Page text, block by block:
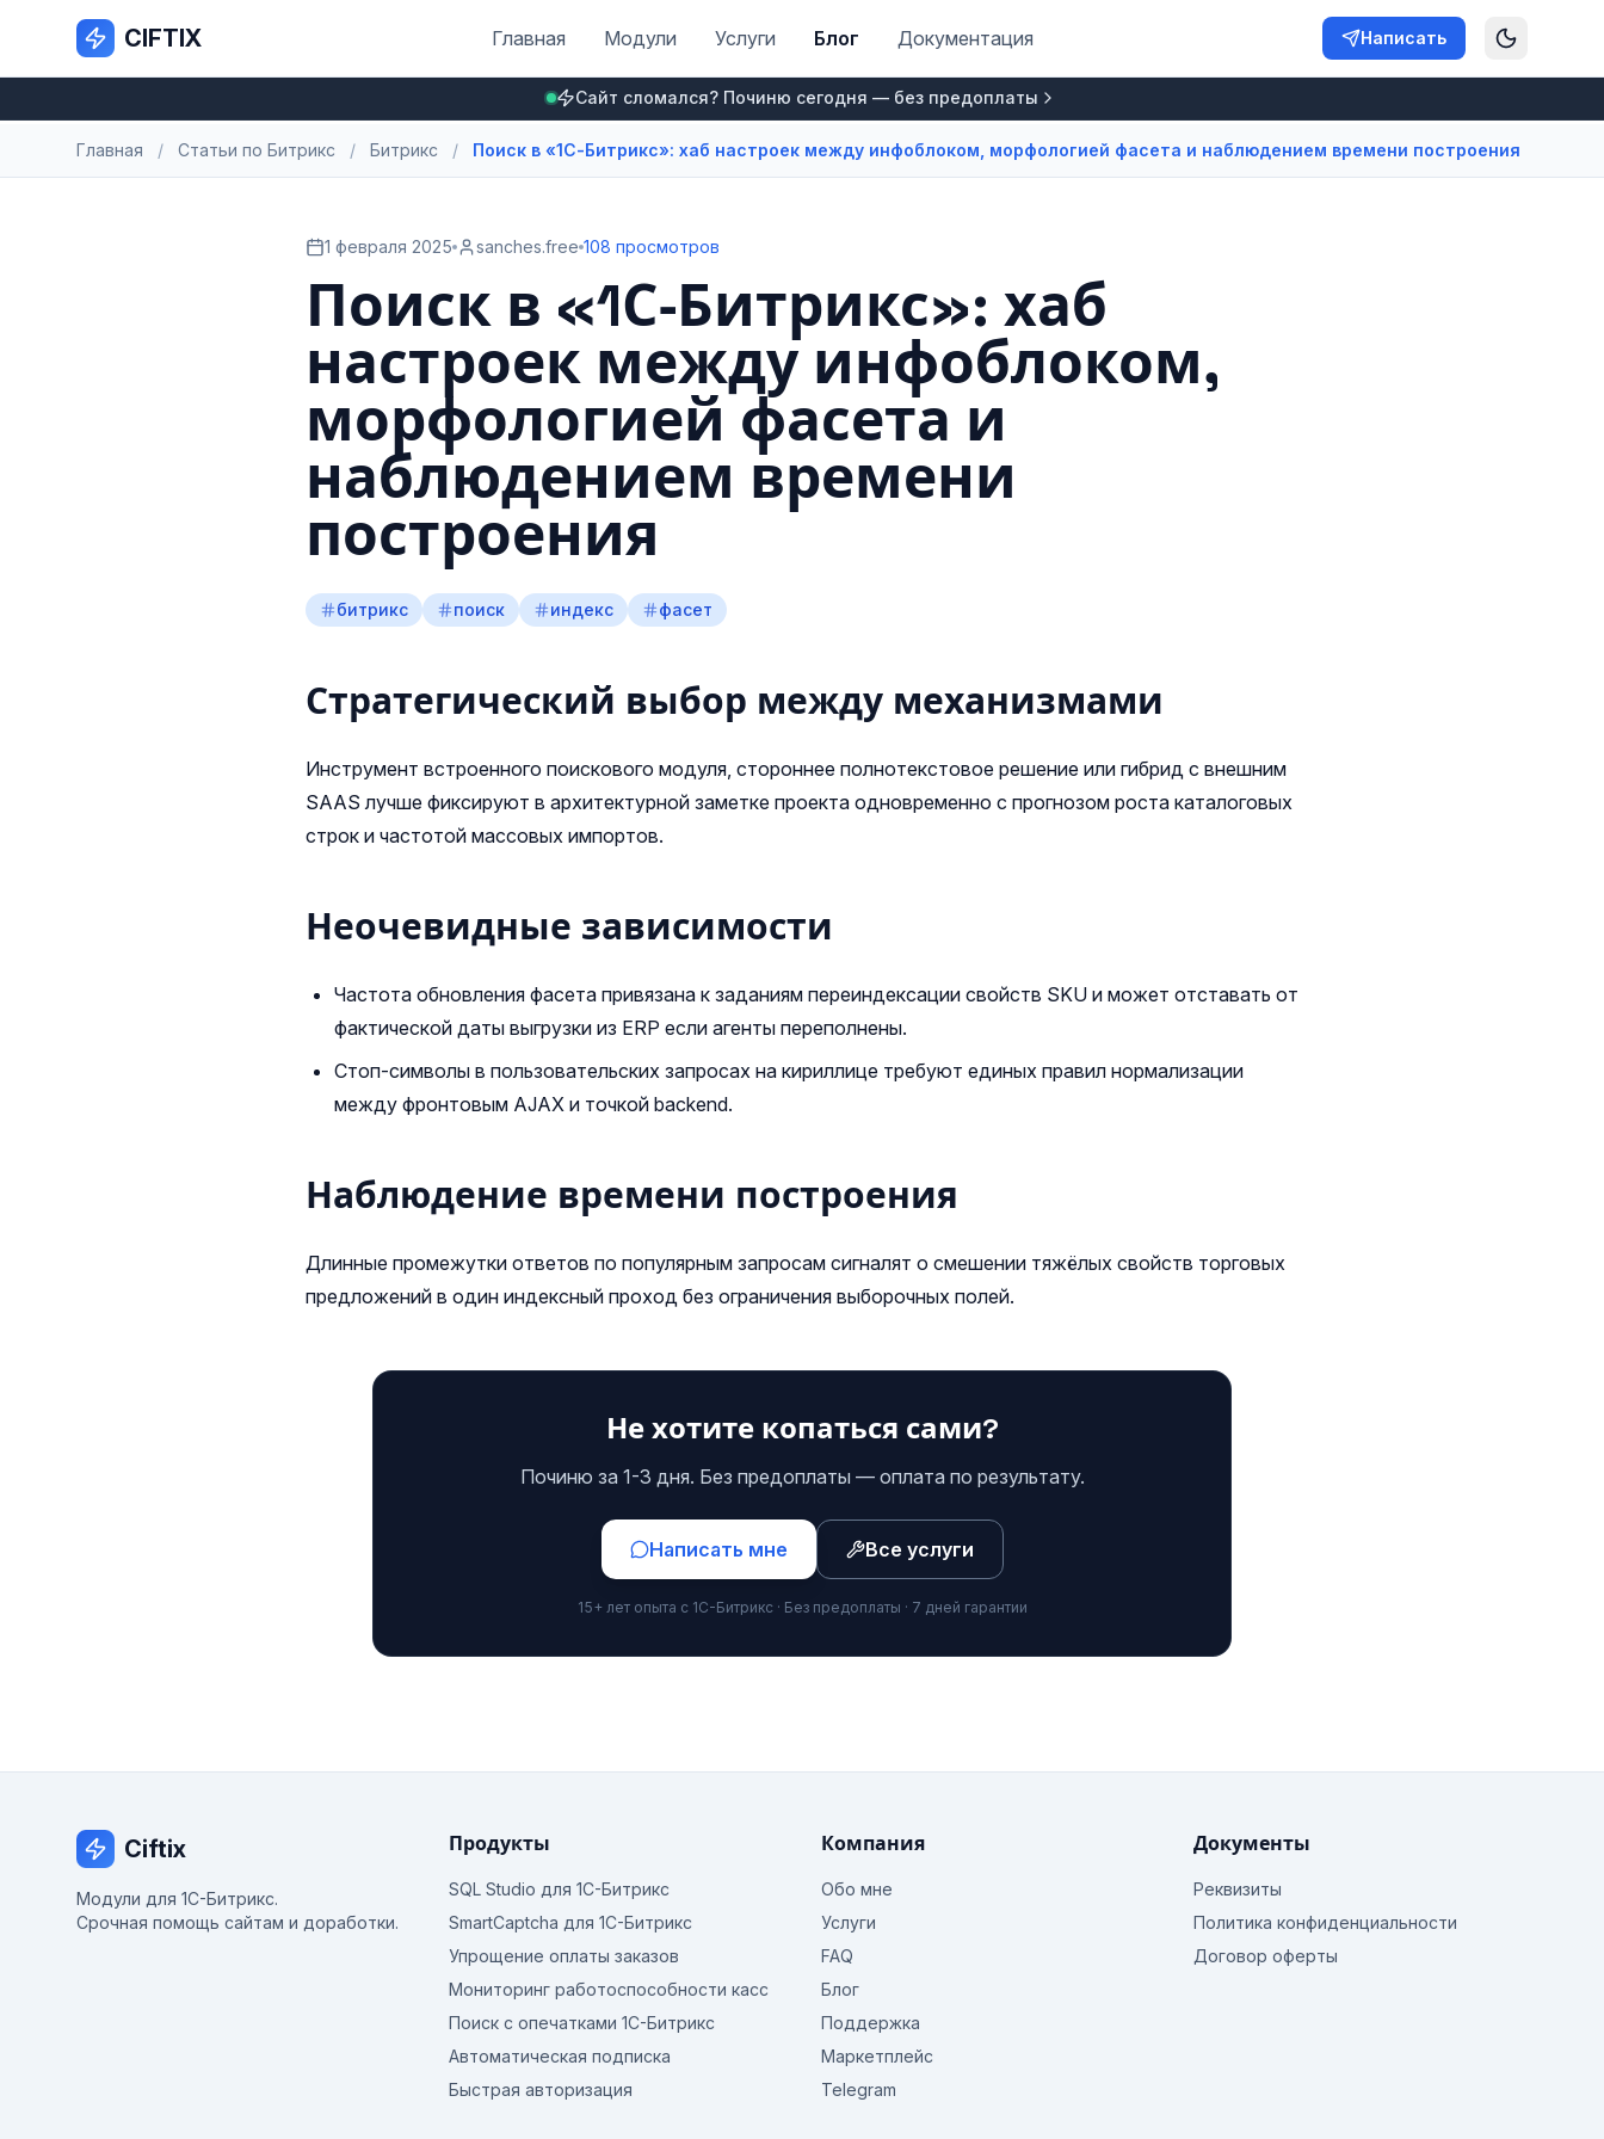
CIFTIX Главная Модули Услуги Блог Документация Написать
Сайт сломался? Починю сегодня — без предоплаты
Главная / Статьи по Битрикс / Битрикс / Поиск в «1С‑Битрикс»: хаб настроек между инфоблоком, морфологией фасета и наблюдением времени построения
1 февраля 2025 sanches.free 108 просмотров
Поиск в «1С‑Битрикс»: хаб
настроек между инфоблоком,
морфологией фасета и
наблюдением времени
построения
битрикс поиск индекс фасет
Стратегический выбор между механизмами
Инструмент встроенного поискового модуля, стороннее полнотекстовое решение или гибрид с внешним
SAAS лучше фиксируют в архитектурной заметке проекта одновременно с прогнозом роста каталоговых
строк и частотой массовых импортов.
Неочевидные зависимости
Частота обновления фасета привязана к заданиям переиндексации свойств SKU и может отставать от
фактической даты выгрузки из ERP если агенты переполнены.
Стоп-символы в пользовательских запросах на кириллице требуют единых правил нормализации
между фронтовым AJAX и точкой backend.
Наблюдение времени построения
Длинные промежутки ответов по популярным запросам сигналят о смешении тяжёлых свойств торговых
предложений в один индексный проход без ограничения выборочных полей.
Не хотите копаться сами?
Починю за 1-3 дня. Без предоплаты — оплата по результату.
Написать мне Все услуги
15+ лет опыта с 1С-Битрикс · Без предоплаты · 7 дней гарантии
Ciftix
Модули для 1С-Битрикс.
Срочная помощь сайтам и доработки.
Продукты
SQL Studio для 1С-Битрикс
SmartCaptcha для 1С-Битрикс
Упрощение оплаты заказов
Мониторинг работоспособности касс
Поиск с опечатками 1С-Битрикс
Автоматическая подписка
Быстрая авторизация
Компания
Обо мне
Услуги
FAQ
Блог
Поддержка
Маркетплейс
Telegram
Документы
Реквизиты
Политика конфиденциальности
Договор оферты